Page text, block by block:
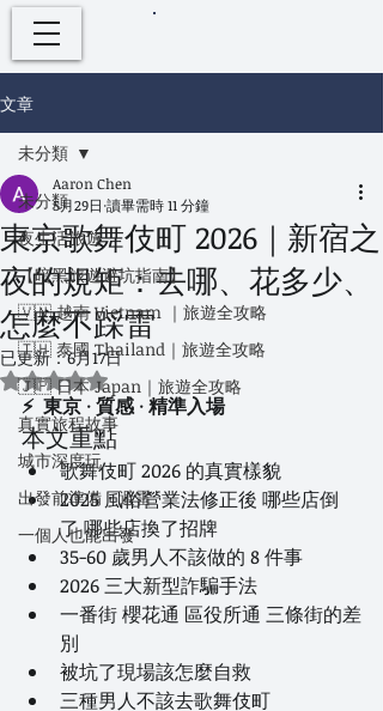
文章
未分類
夜生活旅遊
【暗黑旅遊避坑指南】
🇻🇳 越南 Vietnam ｜旅遊全攻略
🇹🇭 泰國 Thailand｜旅遊全攻略
🇯🇵 日本 Japan｜旅遊全攻略
真實旅程故事
城市深度玩
出發前準備・避雷
一個人也能出發
未分類
東京歌舞伎町 2026｜新宿之
夜的規矩：去哪、花多少、
怎麼不踩雷
Aaron Chen
5月29日 讀畢需時 11 分鐘
已更新：6月17日
評等為 NaN（最高為 5 顆星）。
⚡  東京 · 質感 · 精準入場
本文重點
歌舞伎町 2026 的真實樣貌
2025 風俗營業法修正後 哪些店倒
了 哪些店換了招牌
35-60 歲男人不該做的 8 件事
2026 三大新型詐騙手法
一番街 櫻花通 區役所通 三條街的差
別
被坑了現場該怎麼自救
三種男人不該去歌舞伎町